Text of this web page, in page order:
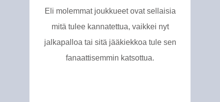
Eli molemmat joukkueet ovat sellaisia
mitä tulee kannatettua, vaikkei nyt
jalkapalloa tai sitä jääkiekkoa tule sen
fanaattisemmin katsottua.